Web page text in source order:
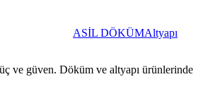
ASİL DÖKÜMAltyapı
ve güven. Döküm ve altyapı ürünlerinde